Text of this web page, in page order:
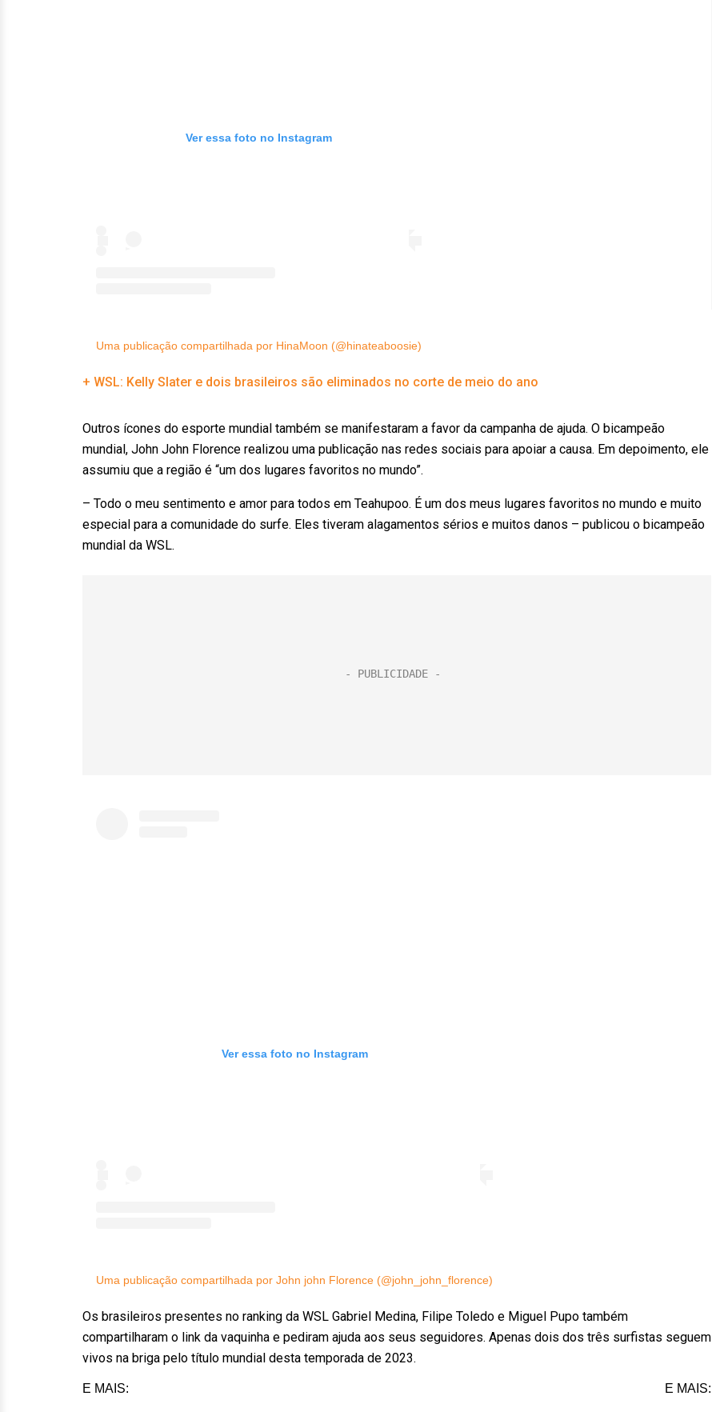
Ver essa foto no Instagram
Uma publicação compartilhada por HinaMoon (@hinateaboosie)
+ WSL: Kelly Slater e dois brasileiros são eliminados no corte de meio do ano
Outros ícones do esporte mundial também se manifestaram a favor da campanha de ajuda. O bicampeão
mundial, John John Florence realizou uma publicação nas redes sociais para apoiar a causa. Em depoimento, ele
assumiu que a região é “um dos lugares favoritos no mundo”.
– Todo o meu sentimento e amor para todos em Teahupoo. É um dos meus lugares favoritos no mundo e muito
especial para a comunidade do surfe. Eles tiveram alagamentos sérios e muitos danos – publicou o bicampeão
mundial da WSL.
Ver essa foto no Instagram
Uma publicação compartilhada por John john Florence (@john_john_florence)
Os brasileiros presentes no ranking da WSL Gabriel Medina, Filipe Toledo e Miguel Pupo também
compartilharam o link da vaquinha e pediram ajuda aos seus seguidores. Apenas dois dos três surfistas seguem
vivos na briga pelo título mundial desta temporada de 2023.
E MAIS: E MAIS: